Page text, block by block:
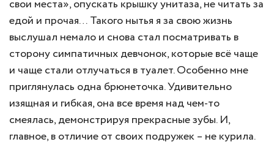
свои места», опускать крышку унитаза, не читать за
едой и прочая… Такого нытья я за свою жизнь
выслушал немало и снова стал посматривать в
сторону симпатичных девчонок, которые всё чаще
и чаще стали отлучаться в туалет. Особенно мне
приглянулась одна брюнеточка. Удивительно
изящная и гибкая, она все время над чем-то
смеялась, демонстрируя прекрасные зубы. И,
главное, в отличие от своих подружек – не курила.